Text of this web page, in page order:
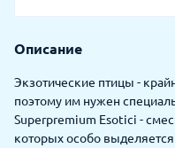
Описание
Экзотические птицы -
поэтому им нужен
Superpremium Esotici -
которых особо выделяется